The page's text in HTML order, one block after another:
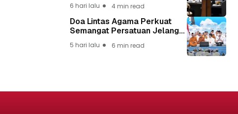
6 hari lalu 4 min read
Doa Lintas Agama Perkuat
Semangat Persatuan Jelang
5 hari lalu 6 min read